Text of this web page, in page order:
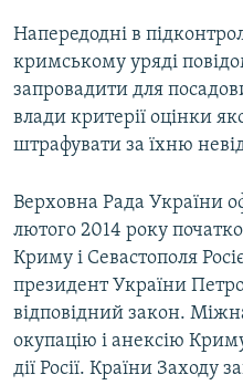
Напередодні в
кримському уряді
запровадити для
влади критерії оцінки
штрафувати за їхню
Верховна Рада України
лютого 2014 року
Криму і Севастополя
президент України
відповідний закон.
окупацію і анексію
дії Росії. Країни Заходу